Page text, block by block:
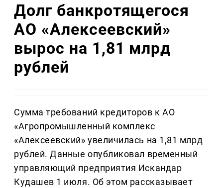
Долг банкротящегося
АО «Алексеевский»
вырос на 1,81 млрд
рублей
Сумма требований кредиторов к АО
«Агропромышленный комплекс
«Алексеевский» увеличилась на 1,81 млрд
рублей. Данные опубликовал временный
управляющий предприятия Искандар
Кудашев 1 июля. Об этом рассказывает